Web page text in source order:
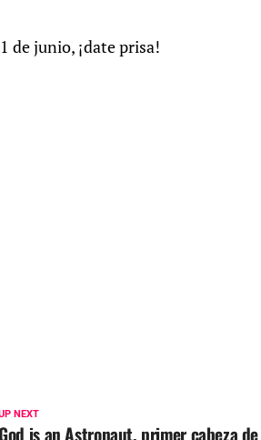
de junio, ¡date prisa!
NEXT
God is an Astronaut, primer cabeza